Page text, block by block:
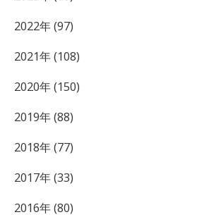
2022年 (97)
2021年 (108)
2020年 (150)
2019年 (88)
2018年 (77)
2017年 (33)
2016年 (80)